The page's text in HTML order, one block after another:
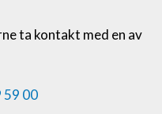
ta kontakt med en av
59 00